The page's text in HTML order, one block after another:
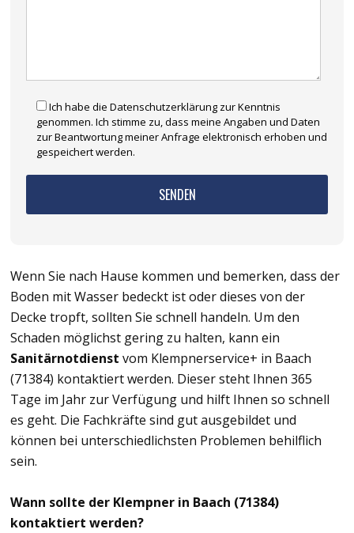
Ich habe die Datenschutzerklärung zur Kenntnis
genommen. Ich stimme zu, dass meine Angaben und Daten
zur Beantwortung meiner Anfrage elektronisch erhoben und
gespeichert werden.
Wenn Sie nach Hause kommen und bemerken, dass der
Boden mit Wasser bedeckt ist oder dieses von der
Decke tropft, sollten Sie schnell handeln. Um den
Schaden möglichst gering zu halten, kann ein
Sanitärnotdienst vom Klempnerservice+ in Baach
(71384) kontaktiert werden. Dieser steht Ihnen 365
Tage im Jahr zur Verfügung und hilft Ihnen so schnell
es geht. Die Fachkräfte sind gut ausgebildet und
können bei unterschiedlichsten Problemen behilflich
sein.
Wann sollte der Klempner in Baach (71384)
kontaktiert werden?